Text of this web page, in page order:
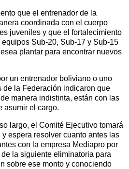
que el entrenador de la
coordinada con el cuerpo
juveniles y que el fortalecimiento
Sub-20, Sub-17 y Sub-15
plantar para encontrar nuevos
un entrenador boliviano o uno
de la Federación indicaron que
manera indistinta, están con las
asumir el cargo.
largo, el Comité Ejecutivo tomará
espera resolver cuanto antes las
con la empresa Mediapro por
la siguiente eliminatoria para
sobre ese monto y conociendo